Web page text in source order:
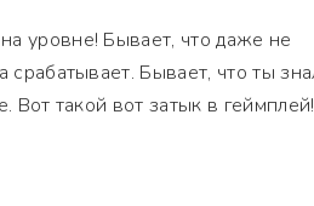
уровне! Бывает, что даже не
срабатывает. Бывает, что ты
Вот такой вот затык в геймплей!